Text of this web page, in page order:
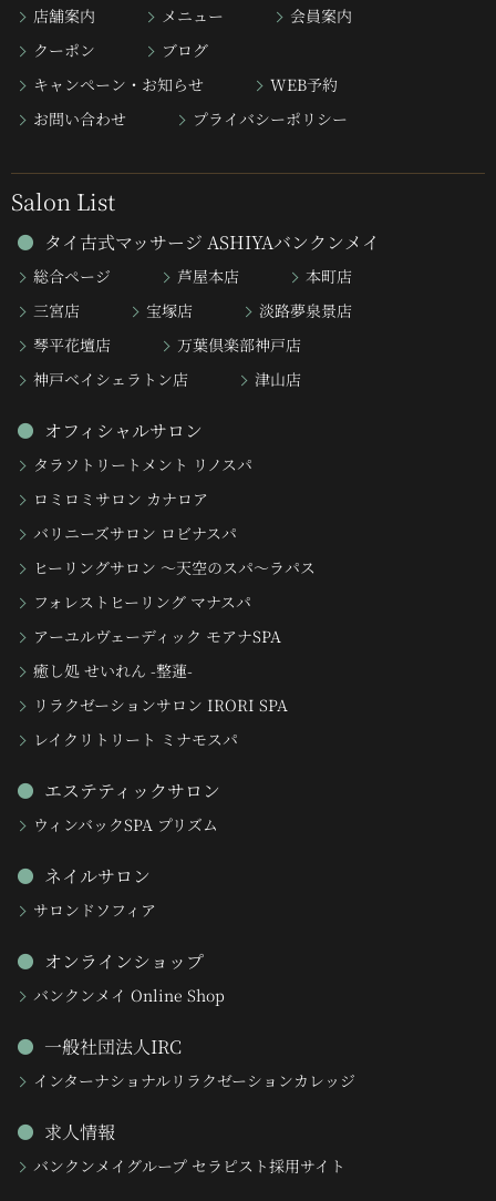
店舗案内
メニュー
会員案内
クーポン
ブログ
キャンペーン・お知らせ
WEB予約
お問い合わせ
プライバシーポリシー
Salon List
タイ古式マッサージ ASHIYAバンクンメイ
総合ページ 芦屋本店
本町店
三宮店
宝塚店
淡路夢泉景店
琴平花壇店
万葉倶楽部神戸店
神戸ベイシェラトン店
津山店
オフィシャルサロン
タラソトリートメント リノスパ
ロミロミサロン カナロア
バリニーズサロン ロビナスパ
ヒーリングサロン 〜天空のスパ〜ラパス
フォレストヒーリング マナスパ
アーユルヴェーディック モアナSPA
癒し処 せいれん -整蓮-
リラクゼーションサロン IRORI SPA
レイクリトリート ミナモスパ
エステティックサロン
ウィンバックSPA プリズム
ネイルサロン
サロンドソフィア
オンラインショップ
バンクンメイ Online Shop
一般社団法人IRC
インターナショナルリラクゼーションカレッジ
求人情報
バンクンメイグループ セラピスト採用サイト